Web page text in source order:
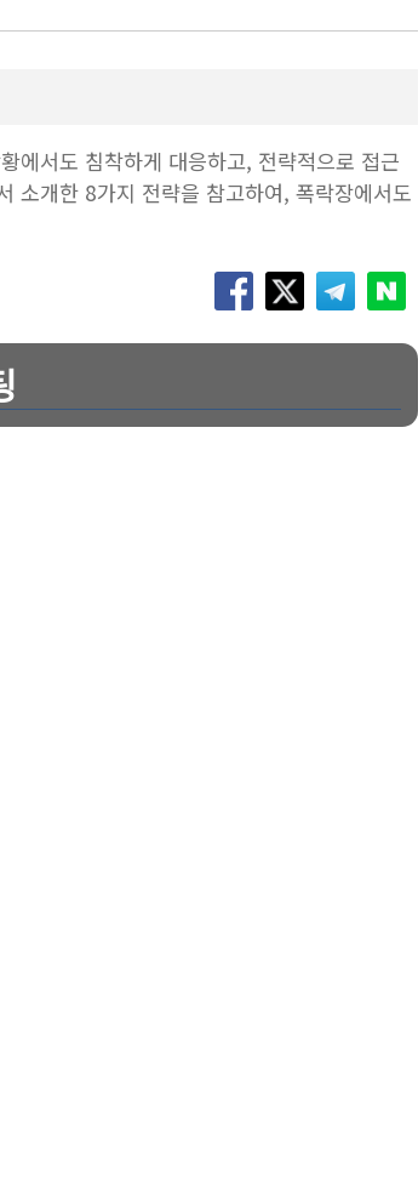
에서도 침착하게 대응하고, 전략적으로 접근
소개한 8가지 전략을 참고하여, 폭락장에서도